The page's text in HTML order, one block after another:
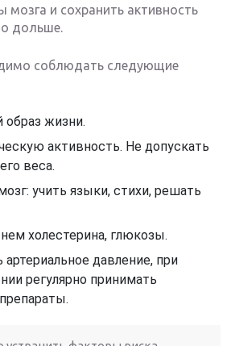
мозга и сохранить активность
дольше.
соблюдать следующие
жизни.
активность. Не допускать
веса.
учить языки, стихи, решать
холестерина, глюкозы.
давление, при
регулярно принимать